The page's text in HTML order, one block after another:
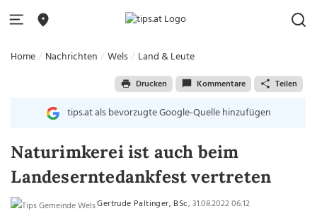
Home Nachrichten Wels Land & Leute
Drucken Kommentare Teilen
tips.at als bevorzugte Google-Quelle hinzufügen
Naturimkerei ist auch beim
Landeserntedankfest vertreten
Gertrude Paltinger, BSc, 31.08.2022 06:12